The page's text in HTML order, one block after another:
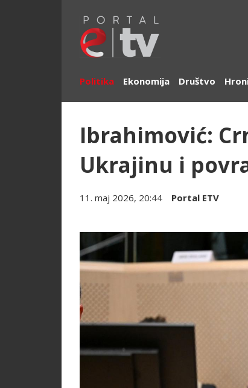
Politika Ekonomija Društvo
Ibrahimović:
Ukrajinu i
11. maj 2026, 20:44 Portal ETV